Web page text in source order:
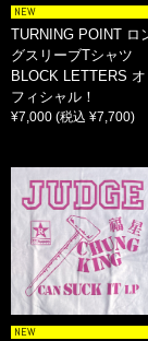
NEW
TURNING POINT ロ
グスリーブTシャツ
BLOCK LETTERS オ
フィシャル！
¥7,000 (税込 ¥7,700)
NEW